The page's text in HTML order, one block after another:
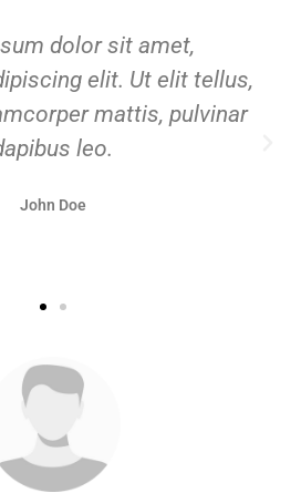
dolor sit amet,
elit. Ut elit tellus,
mattis, pulvinar
leo.
John Doe